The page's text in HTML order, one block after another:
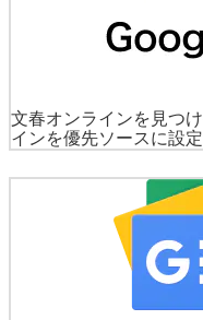
文春オンラインを見つ
インを優先ソースに設定